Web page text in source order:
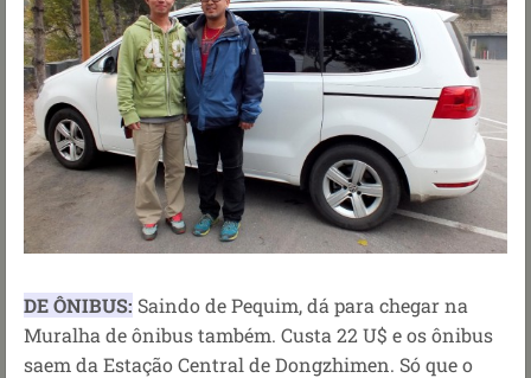
DE ÔNIBUS: Saindo de Pequim, dá para chegar na
Muralha de ônibus também. Custa 22 U$ e os ônibus
saem da Estação Central de Dongzhimen. Só que o